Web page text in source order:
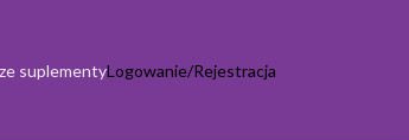
suplementyLogowanie/Rejestracja